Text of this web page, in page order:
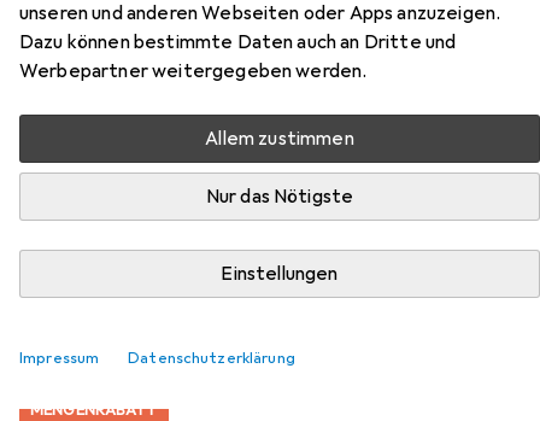
unseren und anderen Webseiten oder Apps anzuzeigen.
Dazu können bestimmte Daten auch an Dritte und
Werbepartner weitergegeben werden.
Allem zustimmen
Nur das Nötigste
Einstellungen
Impressum Datenschutzerklärung
Hier findest du passendes Zubehör zum Produkt Stanley
Cutting hammer SFMEH230K aus den Kategorien
Gehörschutz, Schutzbrille + Gesichtsschutz und
Gehörschutz Schutzbrille + Gesichtsschutz
Produktliste
MENGENRABATT